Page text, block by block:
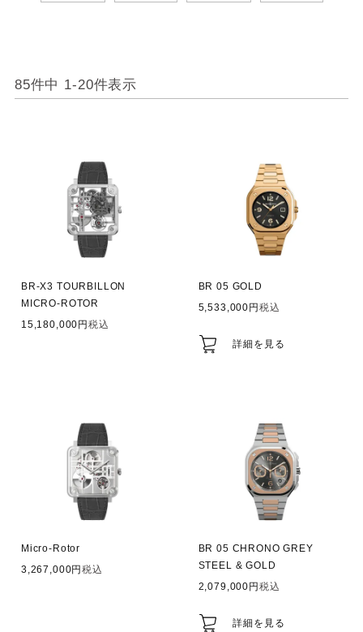
85件中 1-20件表示
BR-X3 TOURBILLON
MICRO-ROTOR
15,180,000
税込
BR 05 GOLD
5,533,000
税込
詳細を見る
Micro-Rotor
3,267,000
税込
BR 05 CHRONO GREY
STEEL & GOLD
2,079,000
税込
詳細を見る